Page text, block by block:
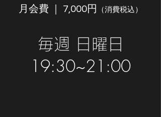
月会費 ｜ 7,000円 （消費税込）
​毎週 日曜日
19:30~21:00